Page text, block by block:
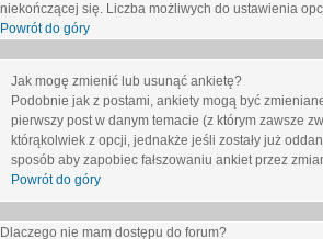
niekończącej się. Liczba możliwych do ustawienia
Powrót do góry
Jak mogę zmienić lub usunąć ankietę?
Podobnie jak z postami, ankiety mogą być
pierwszy post w danym temacie (z którym zawsze
którąkolwiek z opcji, jednakże jeśli zostały już
sposób aby zapobiec fałszowaniu ankiet przez
Powrót do góry
Dlaczego nie mam dostępu do forum?